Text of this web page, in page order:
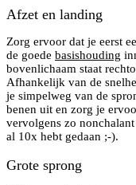
Afzet en landing
Zorg ervoor dat je eerst
de goede basishouding
bovenlichaam staat
Afhankelijk van de
je simpelweg van de
benen uit en zorg je
vervolgens zo
al 10x hebt gedaan ;-).
Grote sprong